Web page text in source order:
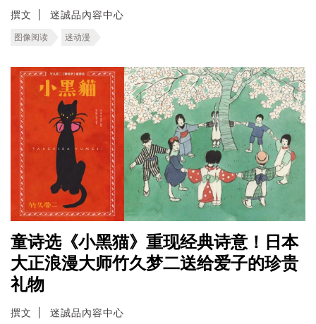
撰文 迷誠品內容中心
图像阅读 迷动漫
童诗选《小黑猫》重现经典诗意！日本
大正浪漫大师竹久梦二送给爱子的珍贵
礼物
撰文 迷誠品內容中心